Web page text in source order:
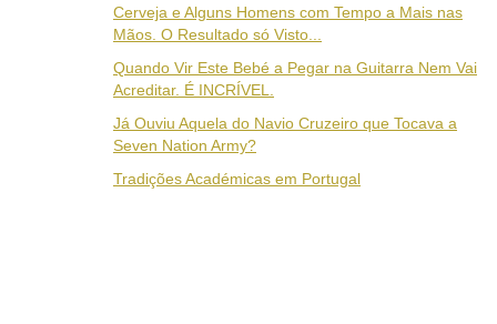
Cerveja e Alguns Homens com Tempo a Mais nas
Mãos. O Resultado só Visto...
Quando Vir Este Bebé a Pegar na Guitarra Nem Vai
Acreditar. É INCRÍVEL.
Já Ouviu Aquela do Navio Cruzeiro que Tocava a
Seven Nation Army?
Tradições Académicas em Portugal